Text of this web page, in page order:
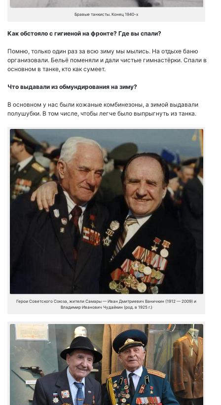
Бравые танкисты. Конец 1940-х
Как обстояло с гигиеной на фронте? Где вы спали?
Помню, только один раз за всю зиму мы мылись. На отдыхе баню
организовали. Бельё поменяли и дали чистые гимнастёрки. Спали в
основном в танке, кто как сумеет.
Что выдавали из обмундирования на зиму?
В основном у нас были кожаные комбинезоны, а зимой выдавали
полушубки. В том числе, чтобы легче было выпрыгнуть из танка.
Герои Советского Союза, жители Самары — Иван Дмитриевич Ваничкин (1912 — 2009) и
Владимир Иванович Чудайкин (род. в 1925 г.)